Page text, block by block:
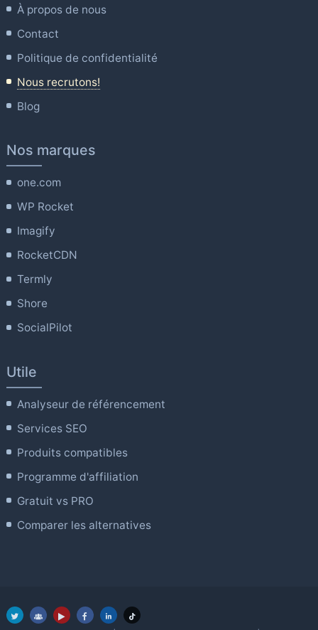
À propos de nous
Contact
Politique de confidentialité
Nous recrutons!
Blog
Nos marques
one.com
WP Rocket
Imagify
RocketCDN
Termly
Shore
SocialPilot
Utile
Analyseur de référencement
Services SEO
Produits compatibles
Programme d'affiliation
Gratuit vs PRO
Comparer les alternatives